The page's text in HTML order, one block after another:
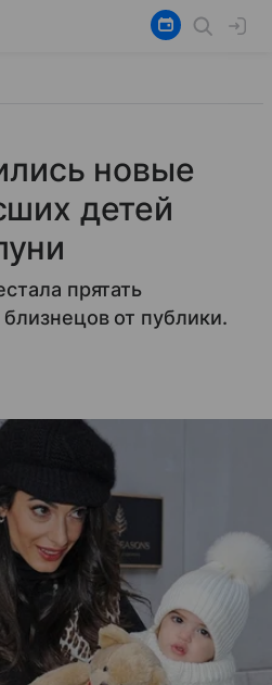
новые
детей
прятать
от публики.